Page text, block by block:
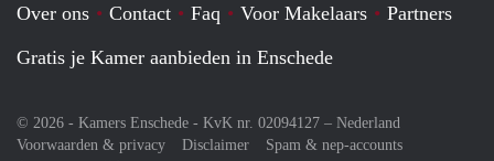
Over ons Contact Faq Voor Makelaars
Partners
Gratis je Kamer aanbieden in Enschede
© 2026 - Kamers Enschede - KvK nr. 02094127 – Nederland
Voorwaarden & privacy
Disclaimer
Spam & nep-accounts